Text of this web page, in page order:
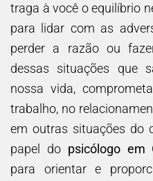
traga à você o equilíbrio
para lidar com as
perder a razão ou
dessas situações que
nossa vida,
trabalho, no
em outras situações do
papel do psicólogo em
para orientar e